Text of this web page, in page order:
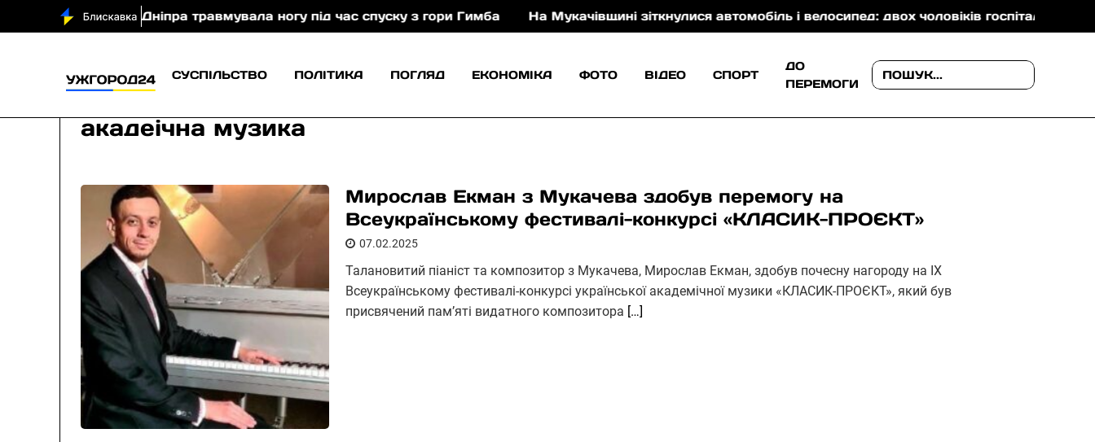
туристка з Дніпра травмувала ногу під час спуску з гори Гимба На Мукачівщині зіткнулися автомобіль і велосипед: двох чоловіків госпіталізували
СУСПІЛЬСТВО ПОЛІТИКА ПОГЛЯД ЕКОНОМІКА ФОТО ВІДЕО СПОРТ
ДО
ПЕРЕМОГИ
акадеічна музика
Мирослав Екман з Мукачева здобув перемогу на
Всеукраїнському фестивалі-конкурсі «КЛАСИК-ПРОЄКТ»
07.02.2025
Талановитий піаніст та композитор з Мукачева, Мирослав Екман, здобув почесну нагороду на ІХ
Всеукраїнському фестивалі-конкурсі української академічної музики «КЛАСИК-ПРОЄКТ», який був
присвячений пам’яті видатного композитора […]